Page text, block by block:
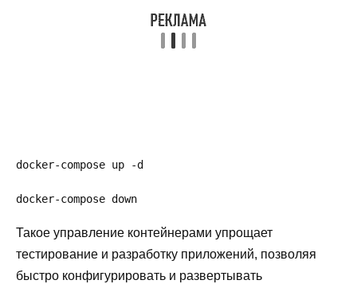
docker-compose up -d
docker-compose down
Такое управление контейнерами упрощает
тестирование и разработку приложений, позволяя
быстро конфигурировать и развертывать